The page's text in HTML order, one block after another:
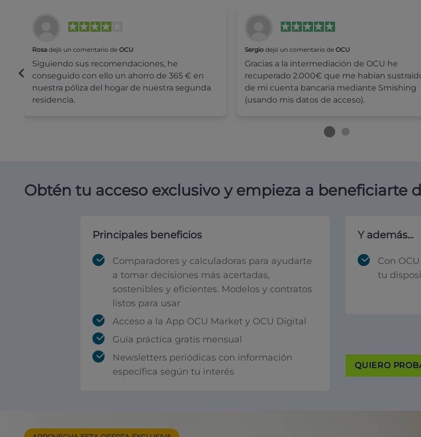
Rosa dejó un comentario de OCU
Siguiendo sus recomendaciones, he
conseguido con ello un ahorro de 365 € en
nuestra póliza del hogar de nuestra segunda
residencia.
Sergiodejó un comentario de OCU
Gracias a la intermediación de OCU he
recuperado 2.000€ que me habían
de mi cuenta bancaria mediante Smishing
(usando mis datos de acceso).
Obtén tu acceso exclusivo y empieza a beneficiarte
Principales beneficios
Comparadores y calculadoras para ayudarte
a tomar decisiones más acertadas,
sostenibles y eficientes. Modelos y contratos
listos para usar
Acceso a la App OCU Market y OCU Digital
Guía práctica gratis mensual
Newsletters periódicas con información
específica según tu interés
Y además...
Con
tu
QUIERO